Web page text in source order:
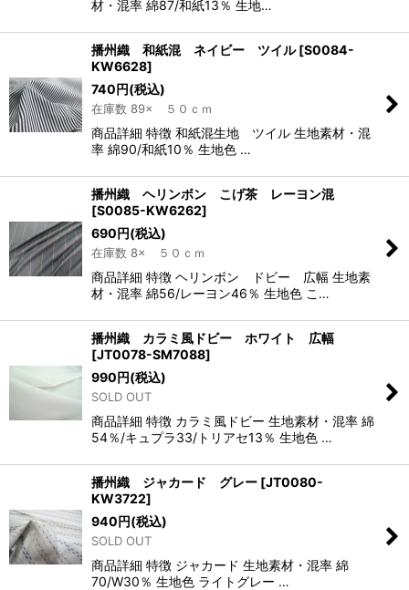
材・混率 綿87/和紙13％ 生地…
播州織 和紙混 ネイビー ツイル [S0084-
KW6628]
740円(税込)
在庫数 89× ５０ｃｍ
商品詳細 特徴 和紙混生地 ツイル 生地素材・混
率 綿90/和紙10％ 生地色 …
播州織 ヘリンボン こげ茶 レーヨン混
[S0085-KW6262]
690円(税込)
在庫数 8× ５０ｃｍ
商品詳細 特徴 ヘリンボン ドビー 広幅 生地素
材・混率 綿56/レーヨン46％ 生地色 こ…
播州織 カラミ風ドビー ホワイト 広幅
[JT0078-SM7088]
990円(税込)
SOLD OUT
商品詳細 特徴 カラミ風ドビー 生地素材・混率 綿
54％/キュプラ33/トリアセ13％ 生地色 …
播州織 ジャカード グレー [JT0080-
KW3722]
940円(税込)
SOLD OUT
商品詳細 特徴 ジャカード 生地素材・混率 綿
70/W30％ 生地色 ライトグレー …